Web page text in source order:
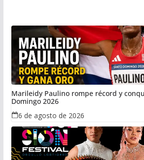
Marileidy Paulino rompe récord y
Domingo 2026
6 de agosto de 2026